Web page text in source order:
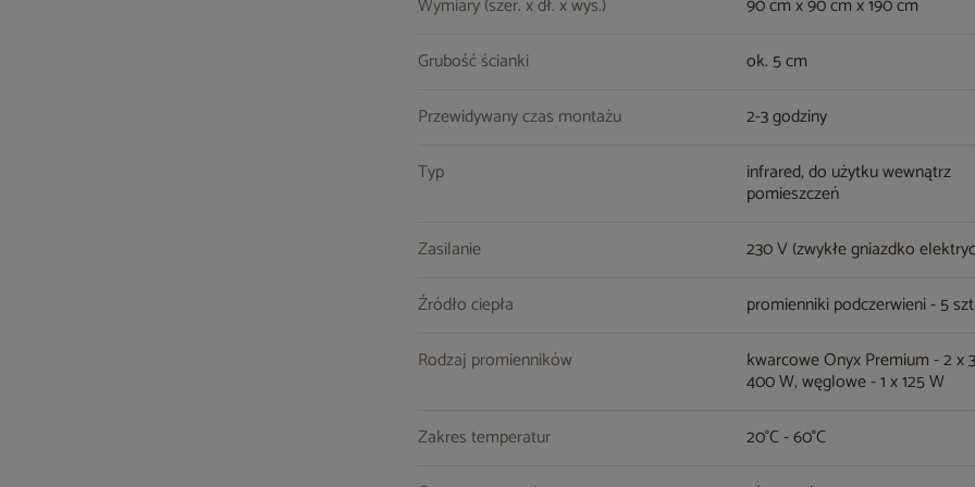
Wymiary (szer. x dł. x wys.)
90 cm x 90 cm x 190 cm
Grubość ścianki
ok. 5 cm
Przewidywany czas montażu
2-3 godziny
Typ
infrared, do użytku wewnątrz
pomieszczeń
Zasilanie
230 V (zwykłe gniazdko
Źródło ciepła
promienniki podczerwieni - 5 szt.
Rodzaj promienników
kwarcowe Onyx Premium - 2 x
400 W, węglowe - 1 x 125 W
Zakres temperatur
20°C - 60°C